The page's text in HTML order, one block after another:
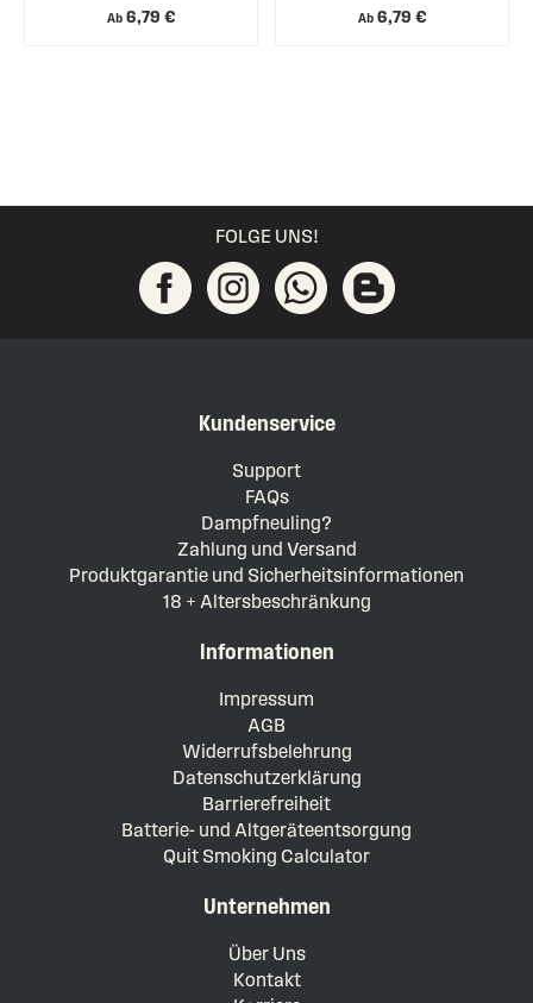
Ab 6,79 € Ab 6,79 €
FOLGE UNS!
Kundenservice
Support
FAQs
Dampfneuling?
Zahlung und Versand
Produktgarantie und Sicherheitsinformationen
18 + Altersbeschränkung
Informationen
Impressum
AGB
Widerrufsbelehrung
Datenschutzerklärung
Barrierefreiheit
Batterie- und Altgeräteentsorgung
Quit Smoking Calculator
Unternehmen
Über Uns
Kontakt